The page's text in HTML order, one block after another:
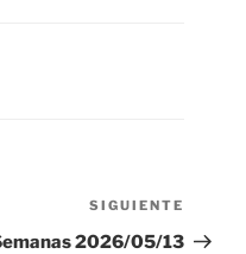
entrada
SIGUIENTE
2026/05/13